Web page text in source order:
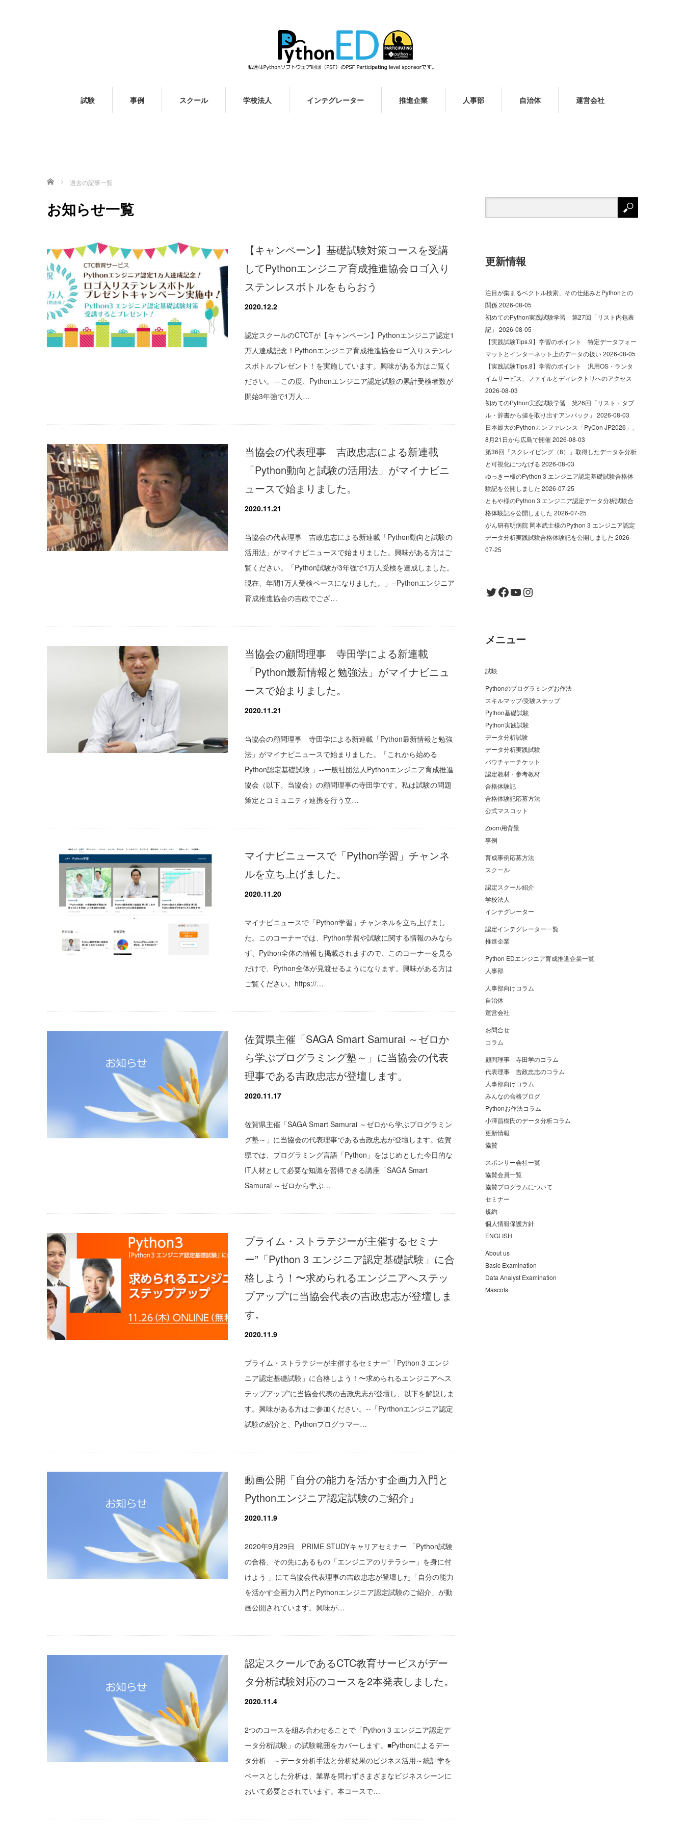
試験 事例 スクール 学校法人 インテグレーター 推進企業 人事部 自治体 運営会社
ホーム 過去の記事一覧
お知らせ一覧
【キャンペーン】基礎試験対策コースを受講
してPythonエンジニア育成推進協会ロゴ入り
ステンレスボトルをもらおう
2020.12.2
認定スクールのCTCTが【キャンペーン】Pythonエンジニア認定1
万人達成記念！Pythonエンジニア育成推進協会ロゴ入りステンレ
スボトルプレゼント！を実施しています。興味がある方はご覧く
ださい。---この度、Pythonエンジニア認定試験の累計受検者数が
開始3年強で1万人…
当協会の代表理事 吉政忠志による新連載
「Python動向と試験の活用法」がマイナビニ
ュースで始まりました。
2020.11.21
当協会の代表理事 吉政忠志による新連載「Python動向と試験の
活用法」がマイナビニュースで始まりました。興味がある方はご
覧ください。「Python試験が3年強で1万人受検を達成しました。
現在、年間1万人受検ペースになりました。」--Pythonエンジニア
育成推進協会の吉政でござ…
当協会の顧問理事 寺田学による新連載
「Python最新情報と勉強法」がマイナビニュ
ースで始まりました。
2020.11.21
当協会の顧問理事 寺田学による新連載「Python最新情報と勉強
法」がマイナビニュースで始まりました。「これから始める
Python認定基礎試験 」--一般社団法人Pythonエンジニア育成推進
協会（以下、当協会）の顧問理事の寺田学です。私は試験の問題
策定とコミュニティ連携を行う立…
マイナビニュースで「Python学習」チャンネ
ルを立ち上げました。
2020.11.20
マイナビニュースで「Python学習」チャンネルを立ち上げまし
た。このコーナーでは、Python学習や試験に関する情報のみなら
ず、Python全体の情報も掲載されますので、このコーナーを見る
だけで、Python全体が見渡せるようになります。興味がある方は
ご覧ください。https://…
佐賀県主催「SAGA Smart Samurai ～ゼロか
ら学ぶプログラミング塾～」に当協会の代表
理事である吉政忠志が登壇します。
2020.11.17
佐賀県主催「SAGA Smart Samurai ～ゼロから学ぶプログラミン
グ塾～」に当協会の代表理事である吉政忠志が登壇します。佐賀
県では、プログラミング言語「Python」をはじめとした今日的な
IT人材として必要な知識を習得できる講座「SAGA Smart
Samurai ～ゼロから学ぶ…
プライム・ストラテジーが主催するセミナ
ー”「Python 3 エンジニア認定基礎試験」に合
格しよう！〜求められるエンジニアへステッ
プアップ”に当協会代表の吉政忠志が登壇しま
す。
2020.11.9
プライム・ストラテジーが主催するセミナー”「Python 3 エンジ
ニア認定基礎試験」に合格しよう！〜求められるエンジニアへス
テップアップ”に当協会代表の吉政忠志が登壇し、以下を解説しま
す。興味がある方はご参加ください。--「Pyrthonエンジニア認定
試験の紹介と、Pythonプログラマー…
動画公開「自分の能力を活かす企画力入門と
Pythonエンジニア認定試験のご紹介」
2020.11.9
2020年9月29日 PRIME STUDYキャリアセミナー 「Python試験
の合格、その先にあるもの「エンジニアのリテラシー」を身に付
けよう 」にて当協会代表理事の吉政忠志が登壇した「自分の能力
を活かす企画力入門とPythonエンジニア認定試験のご紹介」が動
画公開されています。興味が…
認定スクールであるCTC教育サービスがデー
タ分析試験対応のコースを2本発表しました。
2020.11.4
2つのコースを組み合わせることで「Python 3 エンジニア認定デ
ータ分析試験」の試験範囲をカバーします。■Pythonによるデー
タ分析 ～データ分析手法と分析結果のビジネス活用～統計学を
ベースとした分析は、業界を問わずさまざまなビジネスシーンに
おいて必要とされています。本コースで…
更新情報
注目が集まるベクトル検索、その仕組みとPythonとの
関係2026-08-05
初めてのPython実践試験学習 第27回「リスト内包表
記」 2026-08-05
【実践試験Tips.9】学習のポイント 特定データフォー
マットとインターネット上のデータの扱い2026-08-05
【実践試験Tips.8】学習のポイント 汎用OS・ランタ
イムサービス、ファイルとディレクトリへのアクセス
2026-08-03
初めてのPython実践試験学習 第26回「リスト・タプ
ル・辞書から値を取り出すアンパック」 2026-08-03
日本最大のPythonカンファレンス「PyCon JP2026」、
8月21日から広島で開催2026-08-03
第36回「スクレイピング（8）」取得したデータを分析
と可視化につなげる 2026-08-03
ゆっきー様のPython 3 エンジニア認定基礎試験合格体
験記を公開しました 2026-07-25
ともや様のPython 3 エンジニア認定データ分析試験合
格体験記を公開しました 2026-07-25
がん研有明病院 岡本武士様のPython 3 エンジニア認定
データ分析実践試験合格体験記を公開しました 2026-
07-25
Twitter
Facebook
YouTube
Instagram
メニュー
試験
Pythonのプログラミングお作法
スキルマップ/受験ステップ
Python基礎試験
Python実践試験
データ分析試験
データ分析実践試験
バウチャーチケット
認定教材・参考教材
合格体験記
合格体験記応募方法
公式マスコット
Zoom用背景
事例
育成事例応募方法
スクール
認定スクール紹介
学校法人
インテグレーター
認定インテグレーター一覧
推進企業
Python EDエンジニア育成推進企業一覧
人事部
人事部向けコラム
自治体
運営会社
お問合せ
コラム
顧問理事 寺田学のコラム
代表理事 吉政忠志のコラム
人事部向けコラム
みんなの合格ブログ
Pythonお作法コラム
小澤昌樹氏のデータ分析コラム
更新情報
協賛
スポンサー会社一覧
協賛会員一覧
協賛プログラムについて
セミナー
規約
個人情報保護方針
ENGLISH
About us
Basic Examination
Data Analyst Examination
Mascots